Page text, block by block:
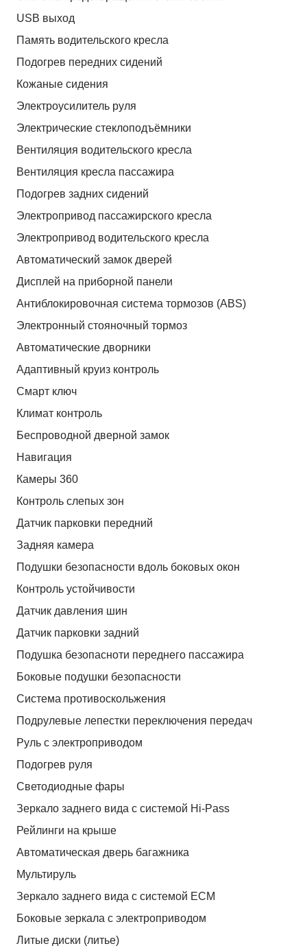
USB выход
Память водительского кресла
Подогрев передних сидений
Кожаные сидения
Электроусилитель руля
Электрические стеклоподъёмники
Вентиляция водительского кресла
Вентиляция кресла пассажира
Подогрев задних сидений
Электропривод пассажирского кресла
Электропривод водительского кресла
Автоматический замок дверей
Дисплей на приборной панели
Антиблокировочная система тормозов (ABS)
Электронный стояночный тормоз
Автоматические дворники
Адаптивный круиз контроль
Смарт ключ
Климат контроль
Беспроводной дверной замок
Навигация
Камеры 360
Контроль слепых зон
Датчик парковки передний
Задняя камера
Подушки безопасности вдоль боковых окон
Контроль устойчивости
Датчик давления шин
Датчик парковки задний
Подушка безопасноти переднего пассажира
Боковые подушки безопасности
Система противоскольжения
Подрулевые лепестки переключения передач
Руль с электроприводом
Подогрев руля
Светодиодные фары
Зеркало заднего вида с системой Hi-Pass
Рейлинги на крыше
Автоматическая дверь багажника
Мультируль
Зеркало заднего вида с системой ЕСМ
Боковые зеркала с электроприводом
Литые диски (литье)